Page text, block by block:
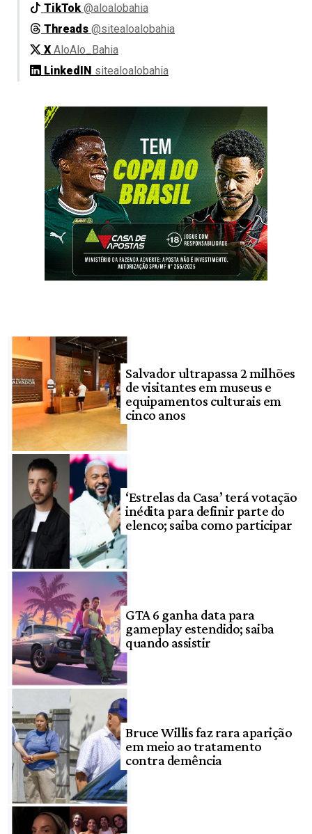
TikTok @aloalobahia
Threads @sitealoalobahia
X AloAlo_Bahia
LinkedIN sitealoalobahia
Salvador ultrapassa 2 milhões
de visitantes em museus e
equipamentos culturais em
cinco anos
‘Estrelas da Casa’ terá votação
inédita para definir parte do
elenco; saiba como participar
GTA 6 ganha data para
gameplay estendido; saiba
quando assistir
Bruce Willis faz rara aparição
em meio ao tratamento
contra demência